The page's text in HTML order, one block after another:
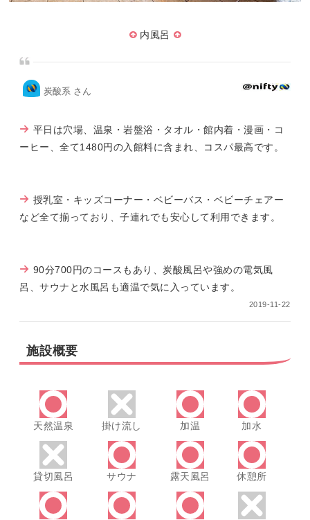
内風呂
炭酸系 さん
平日は穴場、温泉・岩盤浴・タオル・館内着・漫画・コ
ーヒー、全て1480円の入館料に含まれ、コスパ最高です。
授乳室・キッズコーナー・ベビーバス・ベビーチェアー
など全て揃っており、子連れでも安心して利用できます。
90分700円のコースもあり、炭酸風呂や強めの電気風
呂、サウナと水風呂も適温で気に入っています。
2019-11-22
施設概要
天然温泉 掛け流し 加温 加水
貸切風呂 サウナ 露天風呂 休憩所